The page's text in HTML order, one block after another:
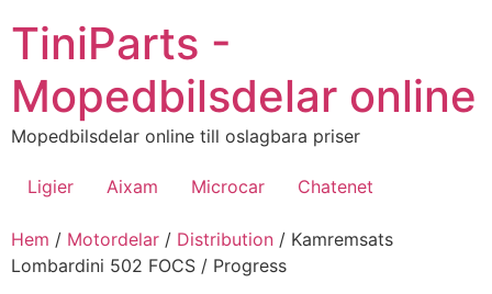
till
innehåll
TiniParts -
Mopedbilsdelar online
Mopedbilsdelar online till oslagbara priser
Ligier Aixam Microcar Chatenet
Hem / Motordelar / Distribution / Kamremsats
Lombardini 502 FOCS / Progress